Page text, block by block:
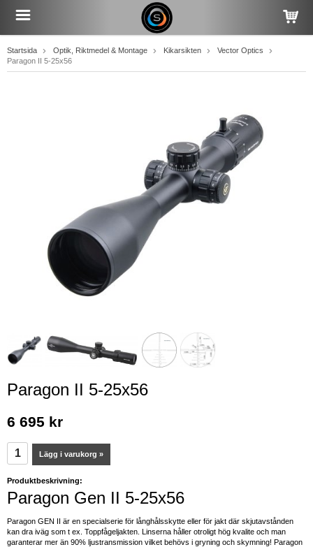
Startsida Optik, Riktmedel & Montage Kikarsikten
Vector Optics
Paragon II 5-25x56
Paragon II 5-25x56
6 695 kr
Lägg i varukorg »
Produktbeskrivning:
Paragon Gen II 5-25x56
Paragon GEN II är en specialserie för långhålsskytte eller för jakt där skjutavstånden
kan dra iväg som t ex. Toppfågeljakten. Linserna håller otroligt hög kvalite och man
garanterar mer än 90% ljustransmission vilket behövs i gryning och skymning! Paragon